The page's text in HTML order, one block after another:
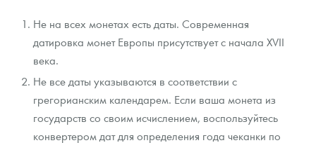
Не на всех монетах есть даты. Современная
датировка монет Европы присутствует с начала XVII
века.
Не все даты указываются в соответствии с
грегорианским календарем. Если ваша монета из
государств со своим исчислением, воспользуйтесь
конвертером дат для определения года чеканки по